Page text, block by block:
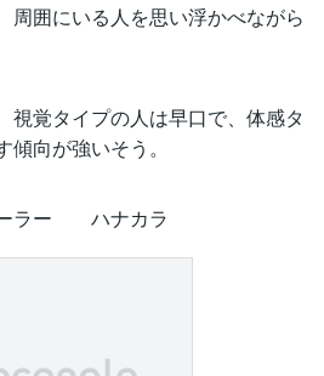
囲にいる人を思い浮かべながら
視覚タイプの人は早口で、体感タ
向が強いそう。
ーラー ハナカラ